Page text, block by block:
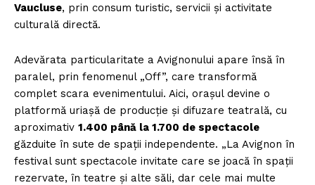
Vaucluse, prin consum turistic, servicii și activitate
culturală directă.
Adevărata particularitate a Avignonului apare însă în
paralel, prin fenomenul „Off”, care transformă
complet scara evenimentului. Aici, orașul devine o
platformă uriașă de producție și difuzare teatrală, cu
aproximativ 1.400 până la 1.700 de spectacole
găzduite în sute de spații independente. „La Avignon în
festival sunt spectacole invitate care se joacă în spații
rezervate, în teatre și alte săli, dar cele mai multe